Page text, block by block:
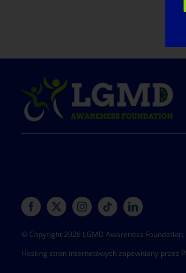
© Copyright 2026 LGMD Awareness Foundation,
Hosting stron internetowych zapewniany przez